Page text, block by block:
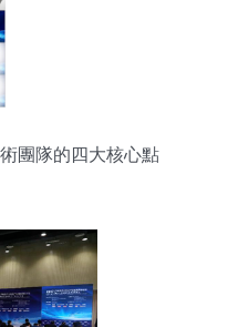
團隊的四大核心點